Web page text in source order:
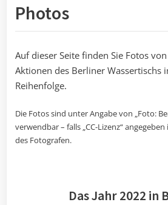
Photos
Auf dieser Seite finden Sie Fotos
Aktionen des Berliner Wassertischs
Reihenfolge.
Die Fotos sind unter Angabe von „Foto:
verwendbar – falls „CC-Lizenz“
des Fotografen.
Das Jahr 2022 in